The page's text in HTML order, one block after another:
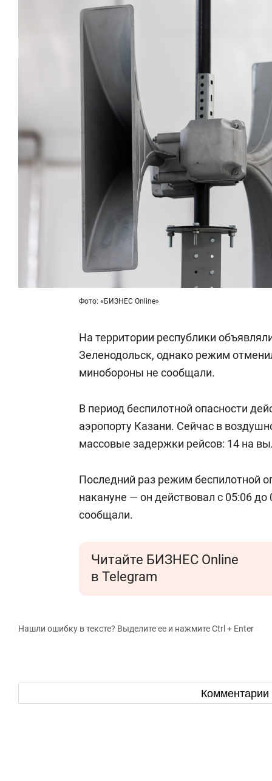
Фото: «БИЗНЕС Online»
На территории республики
Зеленодольск, однако режим
минобороны не сообщали.
В период беспилотной опасности
аэропорту Казани. Сейчас в
массовые задержки рейсов: 14 на
Последний раз режим беспилотной
накануне — он действовал с 05:06
сообщали.
Читайте БИЗНЕС Online
в Telegram
Нашли ошибку в тексте? Выделите ее и нажмите Ctrl + Enter
Комментарии
Как ГК «МИР ГРУПП» и ВТБ
создают оазис жилого
комфорта под Казанью